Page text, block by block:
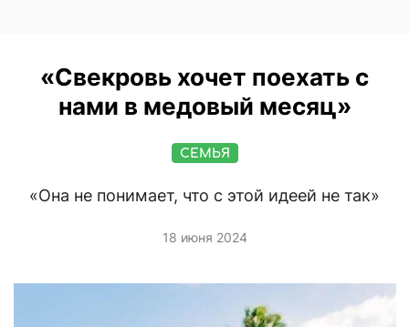
«Свекровь хочет поехать с
нами в медовый месяц»
СЕМЬЯ
«Она не понимает, что с этой идеей не так»
18 июня 2024